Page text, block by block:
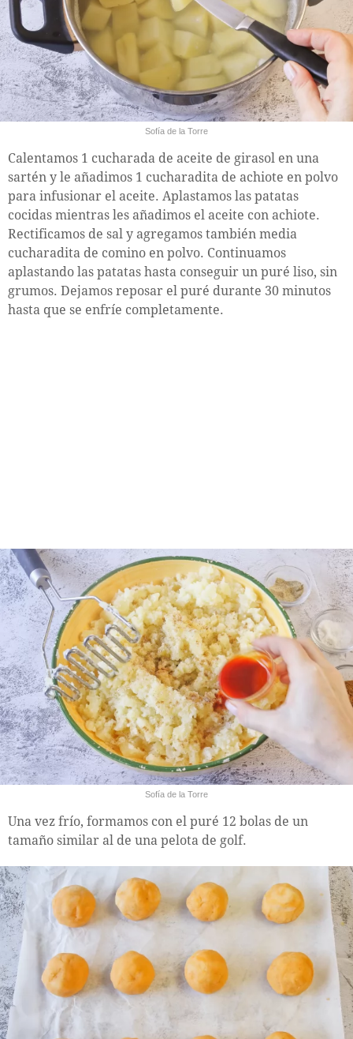
Sofía de la Torre
Calentamos 1 cucharada de aceite de girasol en una
sartén y le añadimos 1 cucharadita de achiote en polvo
para infusionar el aceite. Aplastamos las patatas
cocidas mientras les añadimos el aceite con achiote.
Rectificamos de sal y agregamos también media
cucharadita de comino en polvo. Continuamos
aplastando las patatas hasta conseguir un puré liso, sin
grumos. Dejamos reposar el puré durante 30 minutos
hasta que se enfríe completamente.
Sofía de la Torre
Una vez frío, formamos con el puré 12 bolas de un
tamaño similar al de una pelota de golf.